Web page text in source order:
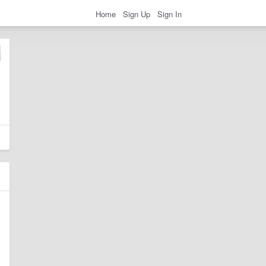
Home Sign Up Sign In